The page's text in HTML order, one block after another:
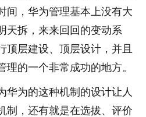
间，华为管理基本上没有大
天拆，来来回回的变动系
顶层建设、顶层设计，并且
理的一个非常成功的地方。
为的这种机制的设计让人
制，还有就是在选拔、评价